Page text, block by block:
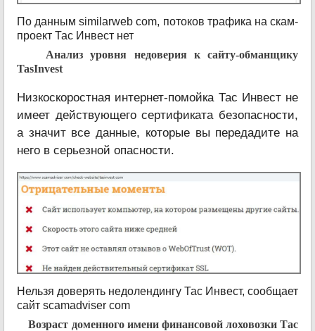
По данным similarweb com, потоков трафика на скам-
проект Тас Инвест нет
Анализ уровня недоверия к сайту-обманщику
TasInvest
Низкоскоростная интернет-помойка Тас Инвест не
имеет действующего сертификата безопасности,
а значит все данные, которые вы передадите на
него в серьезной опасности.
Нельзя доверять недолендингу Тас Инвест, сообщает
сайт scamadviser com
Возраст доменного имени финансовой лоховозки Тас